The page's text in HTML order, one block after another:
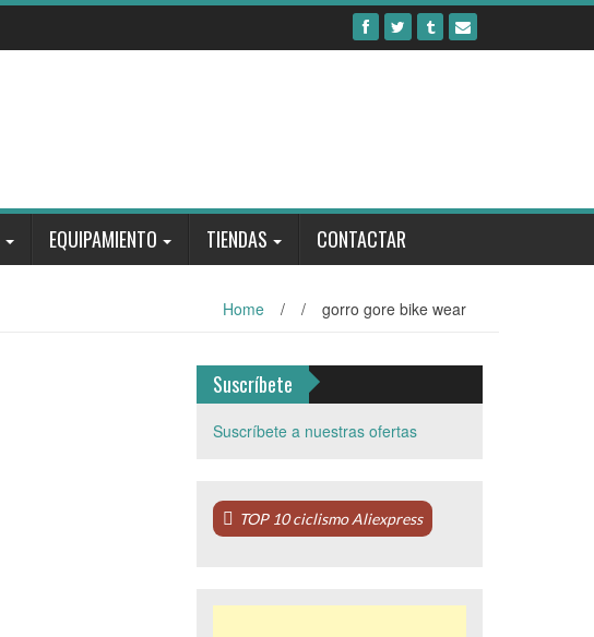
EQUIPAMIENTO TIENDAS CONTACTAR
Home / / gorro gore bike wear
Suscríbete
Suscríbete a nuestras ofertas
TOP 10 ciclismo Aliexpress